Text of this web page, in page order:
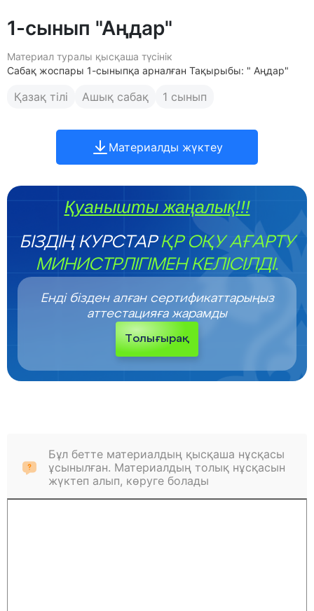
1-сынып "Аңдар"
Материал туралы қысқаша түсінік
Сабақ жоспары 1-сыныпқа арналған Тақырыбы: " Аңдар"
Қазақ тілі Ашық сабақ 1 сынып
Материалды жүктеу
Қуанышты жаңалық!!!
БІЗДІҢ КУРСТАРҚР ОҚУ АҒАРТУ
МИНИСТРЛІГІМЕН КЕЛІСІЛДІ.
Енді бізден алған сертификаттарыңыз
аттестацияға жарамды
Толығырақ
Бұл бетте материалдың қысқаша нұсқасы
ұсынылған. Материалдың толық нұсқасын
жүктеп алып, көруге болады